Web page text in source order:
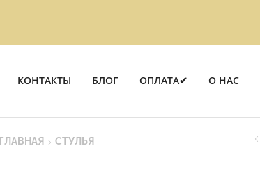
КОНТАКТЫ БЛОГ ОПЛАТА✔ О НАС
ГЛАВНАЯ СТУЛЬЯ